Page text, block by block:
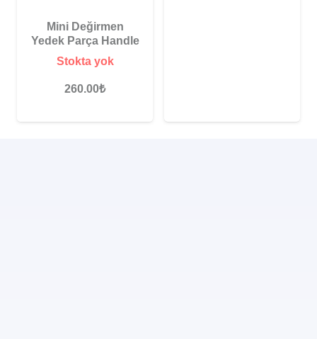
Mini Değirmen
Yedek Parça Handle
Stokta yok
260.00₺